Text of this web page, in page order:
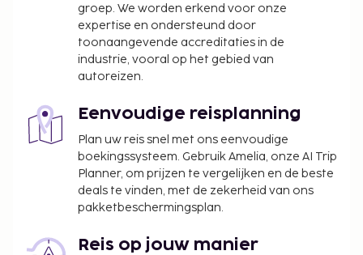
groep. We worden erkend voor onze
expertise en ondersteund door
toonaangevende accreditaties in de
industrie, vooral op het gebied van
autoreizen.
Eenvoudige reisplanning
Plan uw reis snel met ons eenvoudige
boekingssysteem. Gebruik Amelia, onze AI Trip
Planner, om prijzen te vergelijken en de beste
deals te vinden, met de zekerheid van ons
pakketbeschermingsplan.
Reis op jouw manier